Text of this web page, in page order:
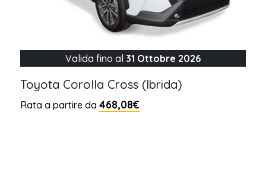
Valida fino al 31 Ottobre 2026
Toyota Corolla Cross (Ibrida)
Rata a partire da468,08€